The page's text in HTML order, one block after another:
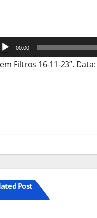
00:00
Filtros 16-11-23”.
Post